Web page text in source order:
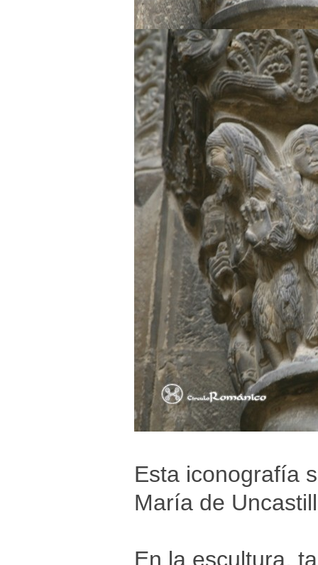
Esta iconografía
María de
En la escultura,